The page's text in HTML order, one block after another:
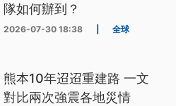
隊如何辦到？
2026-07-30 18:38 全球
熊本10年迢迢重建路 一文
對比兩次強震各地災情